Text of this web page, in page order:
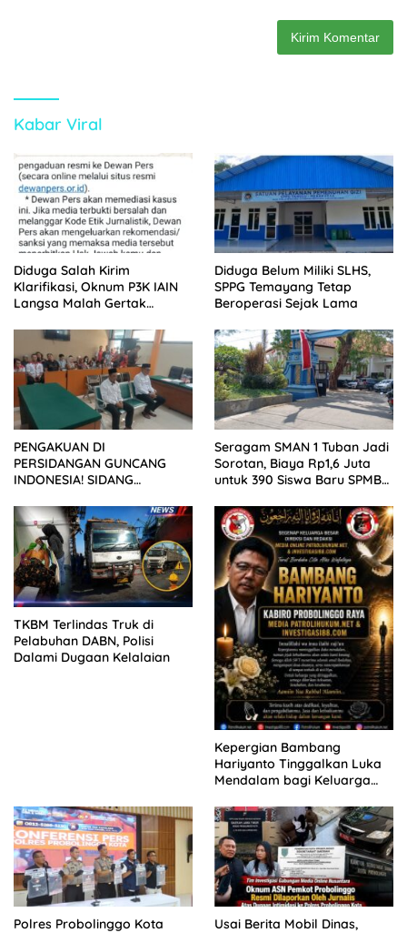
Kabar Viral
Diduga Salah Kirim
Klarifikasi, Oknum P3K IAIN
Langsa Malah Gertak
Diduga Belum Miliki SLHS,
SPPG Temayang Tetap
Beroperasi Sejak Lama
PENGAKUAN DI
PERSIDANGAN GUNCANG
INDONESIA! SIDANG
KELUARGA KORBAN
MENGAMUK DI PN MALANG
Seragam SMAN 1 Tuban Jadi
Sorotan, Biaya Rp1,6 Juta
untuk 390 Siswa Baru SPMB
TKBM Terlindas Truk di
Pelabuhan DABN, Polisi
Dalami Dugaan Kelalaian
Kepergian Bambang
Hariyanto Tinggalkan Luka
Mendalam bagi Keluarga
Polres Probolinggo Kota
Usai Berita Mobil Dinas,